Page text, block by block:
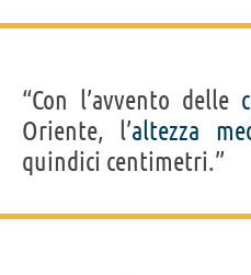
“Con l’avvento delle
Oriente, l’altezza
quindici centimetri.”